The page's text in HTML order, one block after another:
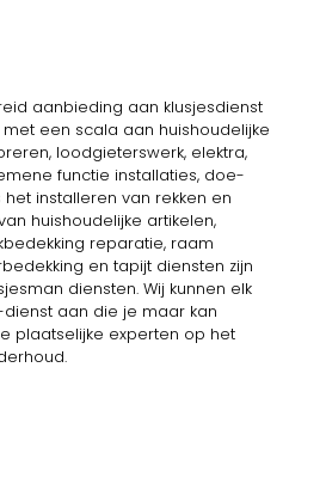
aanbieding aan klusjesdienst
een scala aan huishoudelijke
loodgieterswerk, elektra,
functie installaties, doe-
installeren van rekken en
huishoudelijke artikelen,
reparatie, raam
en tapijt diensten zijn
diensten. Wij kunnen elk
aan die je maar kan
plaatselijke experten op het